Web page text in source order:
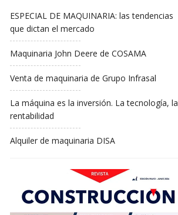
ESPECIAL DE MAQUINARIA: las tendencias
que dictan el mercado
Maquinaria John Deere de COSAMA
Venta de maquinaria de Grupo Infrasal
La máquina es la inversión. La tecnología, la
rentabilidad
Alquiler de maquinaria DISA